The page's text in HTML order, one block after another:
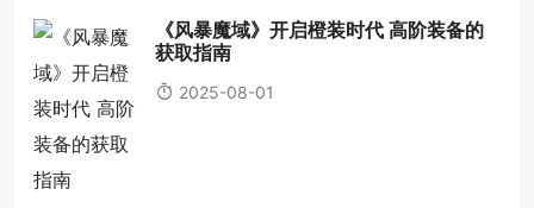
《风暴魔域》开启橙装时代 高阶装备的
获取指南
2025-08-01